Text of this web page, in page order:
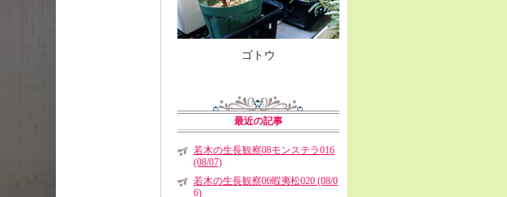
ゴトウ
最近の記事
若木の生長観察08モンステラ016
(08/07)
若木の生長観察06蝦夷松020 (08/0
6)